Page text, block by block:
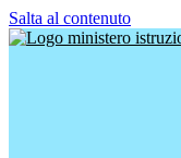
Salta al contenuto